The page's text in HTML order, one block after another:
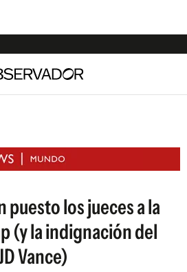
puesto los jueces a la
(y la indignación del
Vance)